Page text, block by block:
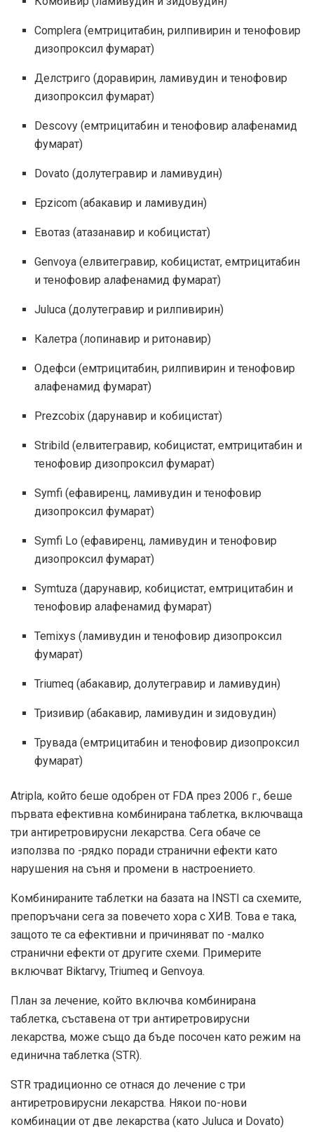
Complera (емтрицитабин, рилпивирин и тенофовир
дизопроксил фумарат)
Делстриго (доравирин, ламивудин и тенофовир
дизопроксил фумарат)
Descovy (емтрицитабин и тенофовир алафенамид
фумарат)
Dovato (долутегравир и ламивудин)
Epzicom (абакавир и ламивудин)
Евотаз (атазанавир и кобицистат)
Genvoya (елвитегравир, кобицистат, емтрицитабин
и тенофовир алафенамид фумарат)
Juluca (долутегравир и рилпивирин)
Калетра (лопинавир и ритонавир)
Одефси (емтрицитабин, рилпивирин и тенофовир
алафенамид фумарат)
Prezcobix (дарунавир и кобицистат)
Stribild (елвитегравир, кобицистат, емтрицитабин и
тенофовир дизопроксил фумарат)
Symfi (ефавиренц, ламивудин и тенофовир
дизопроксил фумарат)
Symfi Lo (ефавиренц, ламивудин и тенофовир
дизопроксил фумарат)
Symtuza (дарунавир, кобицистат, емтрицитабин и
тенофовир алафенамид фумарат)
Temixys (ламивудин и тенофовир дизопроксил
фумарат)
Triumeq (абакавир, долутегравир и ламивудин)
Тризивир (абакавир, ламивудин и зидовудин)
Трувада (емтрицитабин и тенофовир дизопроксил
фумарат)
Atripla, който беше одобрен от FDA през 2006 г., беше
първата ефективна комбинирана таблетка, включваща
три антиретровирусни лекарства. Сега обаче се
използва по -рядко поради странични ефекти като
нарушения на съня и промени в настроението.
Комбинираните таблетки на базата на INSTI са схемите,
препоръчани сега за повечето хора с ХИВ. Това е така,
защото те са ефективни и причиняват по -малко
странични ефекти от другите схеми. Примерите
включват Biktarvy, Triumeq и Genvoya.
План за лечение, който включва комбинирана
таблетка, съставена от три антиретровирусни
лекарства, може също да бъде посочен като режим на
единична таблетка (STR).
STR традиционно се отнася до лечение с три
антиретровирусни лекарства. Някои по-нови
комбинации от две лекарства (като Juluca и Dovato)